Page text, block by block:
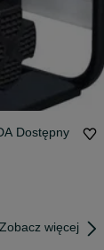
Dostępny
Zobacz więcej